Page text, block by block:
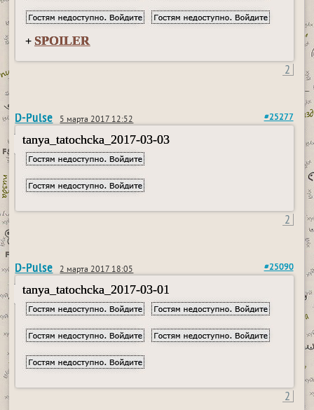
+ SPOILER
2
D-Pulse 5 марта 2017 12:52 #25277
tanya_tatochcka_2017-03-03
2
D-Pulse 2 марта 2017 18:05 #25090
tanya_tatochcka_2017-03-01
2